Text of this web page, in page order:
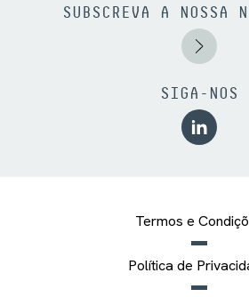
SUBSCREVA A NOSSA
SIGA-NOS
Termos e
Política de